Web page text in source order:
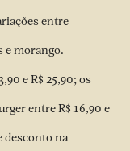
entre
e morango.
e R$ 25,90; os
entre R$ 16,90 e
desconto na